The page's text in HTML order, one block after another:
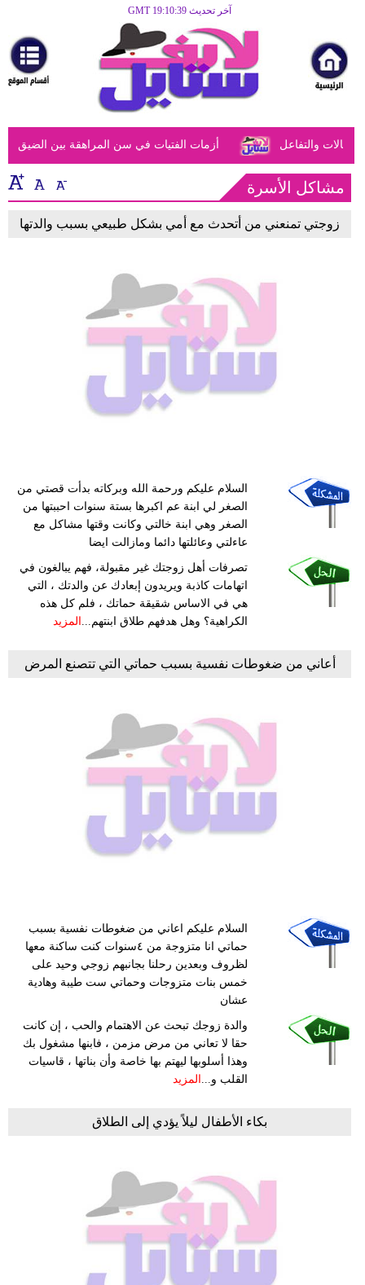
آخر تحديث GMT 19:10:39
مرأة
أزياء
أزياء
إسلامية
فن
ديكور
أزمات الفتيات في سن المراهقة بين الضيق والتفاعل
مشاكل الأسرة
زوجتي تمنعني من أتحدث مع أمي بشكل طبيعي بسبب والدتها
السلام عليكم ورحمة الله وبركاته بدأت قصتي من
الصغر لي ابنة عم اكبرها بستة سنوات احببتها من
الصغر وهي ابنة خالتي وكانت وقتها مشاكل مع
عاءلتي وعائلتها دائما ومازالت ايضا
تصرفات أهل زوجتك غير مقبولة، فهم يبالغون في
اتهامات كاذبة ويريدون إبعادك عن والدتك ، التي
هي في الاساس شقيقة حماتك ، فلم كل هذه
الكراهية؟ وهل هدفهم طلاق ابنتهم...
المزيد
أعاني من ضغوطات نفسية بسبب حماتي التي تتصنع المرض
السلام عليكم اعاني من ضغوطات نفسية بسبب
حماتي انا متزوجة من ٤سنوات كنت ساكنة معها
لظروف وبعدين رحلنا بجانبهم زوجي وحيد على
خمس بنات متزوجات وحماتي ست طيبة وهادية
عشان
والدة زوجك تبحث عن الاهتمام والحب ، إن كانت
حقا لا تعاني من مرض مزمن ، فابنها مشغول بك
وهذا أسلوبها ليهتم بها خاصة وأن بناتها ، قاسيات
القلب و... المزيد
بكاء الأطفال ليلاً يؤدي إلى الطلاق